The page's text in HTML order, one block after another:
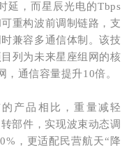
延，而星辰光电的Tbps
重构波前调制链路，支
兼容多通信体制。该技
列为未来星座组网的核
通信容量提升10倍。
产品相比，重量减轻
部件，实现波束动态调
，更适配民营航天“降